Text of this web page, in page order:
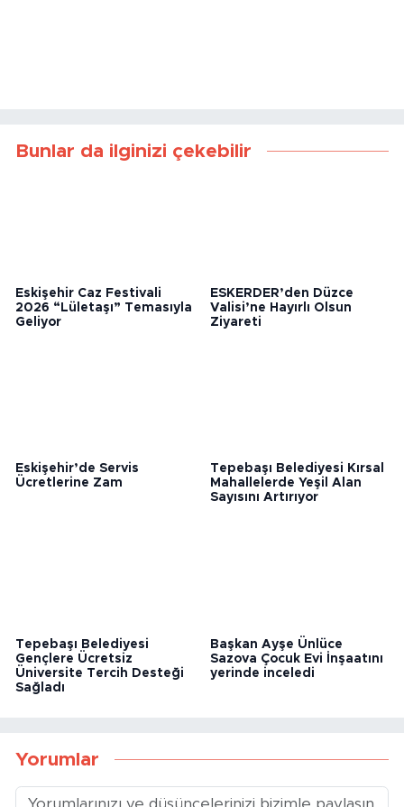
Bunlar da ilginizi çekebilir
Eskişehir Caz Festivali
2026 “Lületaşı” Temasıyla
Geliyor
ESKERDER’den Düzce
Valisi’ne Hayırlı Olsun
Ziyareti
Eskişehir’de Servis
Ücretlerine Zam
Tepebaşı Belediyesi Kırsal
Mahallelerde Yeşil Alan
Sayısını Artırıyor
Tepebaşı Belediyesi
Gençlere Ücretsiz
Üniversite Tercih Desteği
Sağladı
Başkan Ayşe Ünlüce
Sazova Çocuk Evi İnşaatını
yerinde inceledi
Yorumlar